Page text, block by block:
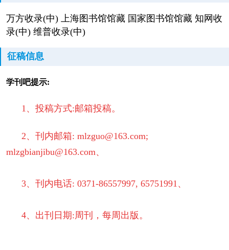
万方收录(中) 上海图书馆馆藏 国家图书馆馆藏 知网收
录(中) 维普收录(中)
征稿信息
学刊吧提示:
1、投稿方式:邮箱投稿。
2、刊内邮箱: mlzguo@163.com;
mlzgbianjibu@163.com、
3、刊内电话: 0371-86557997, 65751991、
4、出刊日期:周刊，每周出版。